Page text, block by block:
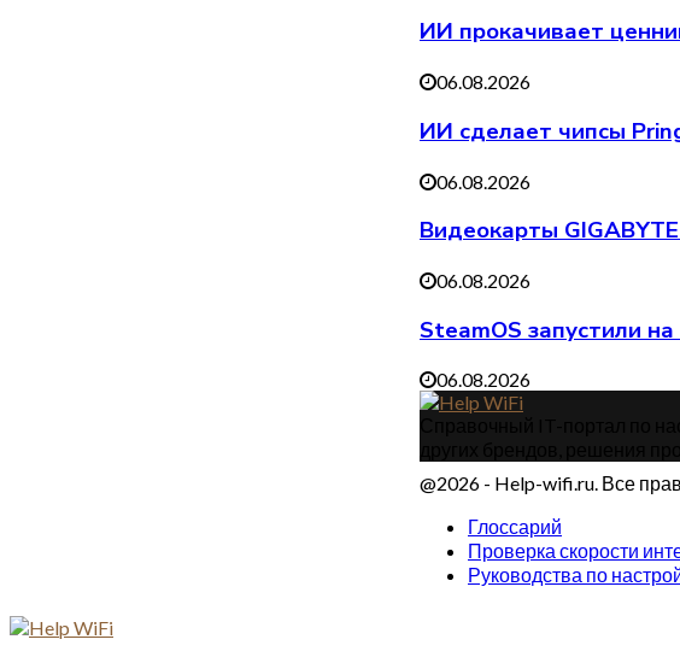
ИИ прокачивает
06.08.2026
ИИ сделает чипсы
06.08.2026
Видеокарты
06.08.2026
SteamOS запустили
06.08.2026
@2026 - Help-wifi.ru. Все
Глоссарий
Проверка скорости
Руководства по